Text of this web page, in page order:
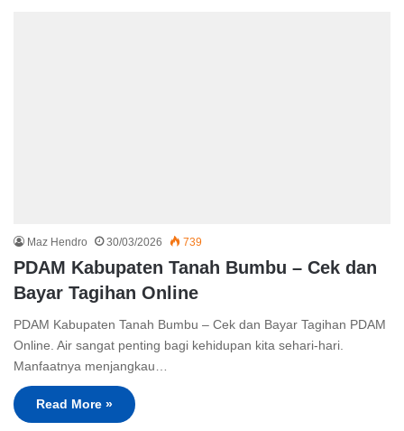
Maz Hendro 30/03/2026 739
PDAM Kabupaten Tanah Bumbu – Cek dan
Bayar Tagihan Online
PDAM Kabupaten Tanah Bumbu – Cek dan Bayar Tagihan PDAM
Online. Air sangat penting bagi kehidupan kita sehari-hari.
Manfaatnya menjangkau…
Read More »